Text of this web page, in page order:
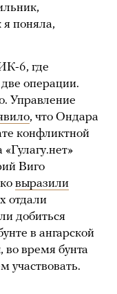
поняла,
6, где
операции.
Управление
, что Ондара
конфликтной
Виго
выразили
отдали
добиться
в ангарской
во время бунта
участвовать.